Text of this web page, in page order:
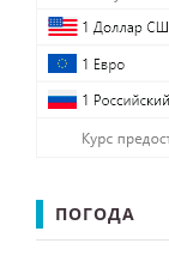
ПОГОДА